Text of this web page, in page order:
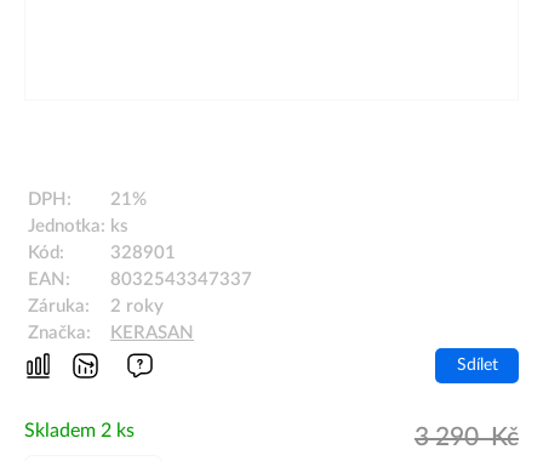
DPH:
21%
Jednotka: ks
Kód:
328901
EAN:
8032543347337
Záruka:
2 roky
Značka:
KERASAN
Sdílet
Skladem 2 ks 3 290Kč